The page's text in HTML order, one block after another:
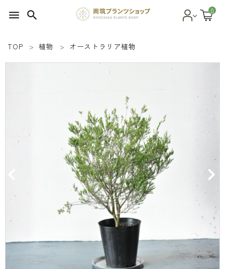
menu search 0
MATERIAL 資材
FOOD 食品
BLOG ブログ
INFORMATIOM
TOP 植物 オーストラリア植物